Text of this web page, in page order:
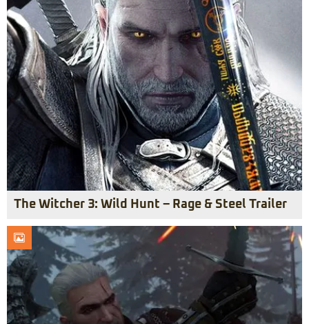
The Witcher 3: Wild Hunt – Rage & Steel Trailer